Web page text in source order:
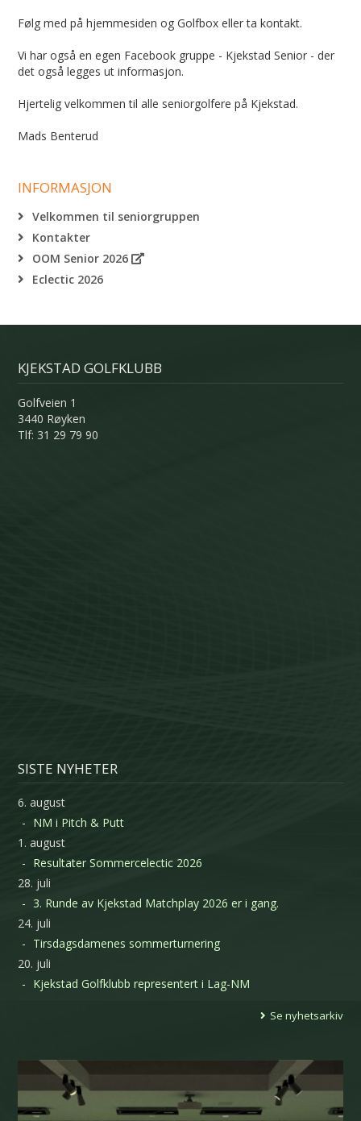
Følg med på hjemmesiden og Golfbox eller ta kontakt.
Vi har også en egen Facebook gruppe - Kjekstad Senior - der
det også legges ut informasjon.
Hjertelig velkommen til alle seniorgolfere på Kjekstad.
Mads Benterud
INFORMASJON
Velkommen til seniorgruppen
Kontakter
OOM Senior 2026
Eclectic 2026
KJEKSTAD GOLFKLUBB
Golfveien 1
3440 Røyken
Tlf: 31 29 79 90
SISTE NYHETER
6. august
NM i Pitch & Putt
1. august
Resultater Sommercelectic 2026
28. juli
3. Runde av Kjekstad Matchplay 2026 er i gang.
24. juli
Tirsdagsdamenes sommerturnering
20. juli
Kjekstad Golfklubb representert i Lag-NM
Se nyhetsarkiv